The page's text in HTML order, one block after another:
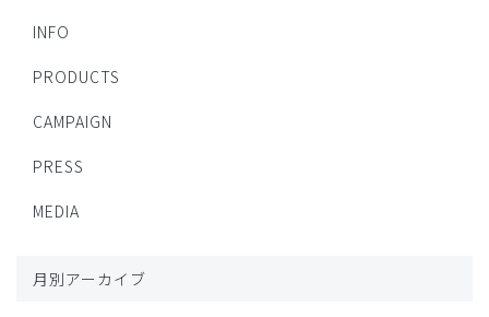
INFO
PRODUCTS
CAMPAIGN
PRESS
MEDIA
月別アーカイブ